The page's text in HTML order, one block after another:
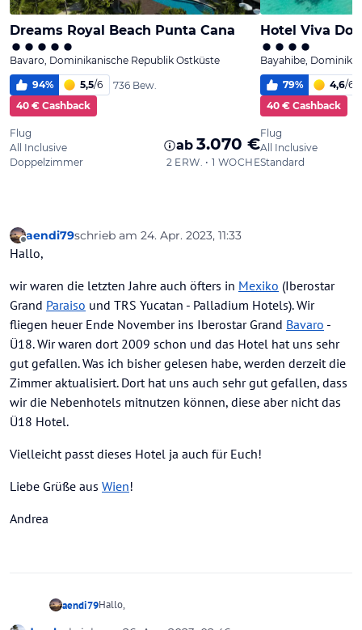
Offline
aendi79schrieb am 24. Apr. 2023, 11:33
zuletzt editiert von
Hallo,
wir waren die letzten Jahre auch öfters in Mexiko (Iberostar
Grand Paraiso und TRS Yucatan - Palladium Hotels). Wir
fliegen heuer Ende November ins Iberostar Grand Bavaro -
Ü18. Wir waren dort 2009 schon und das Hotel hat uns sehr
gut gefallen. Was ich bisher gelesen habe, werden derzeit die
Zimmer aktualisiert. Dort hat uns auch sehr gut gefallen, dass
wir die Nebenhotels mitnutzen können, diese aber nicht das
Ü18 Hotel.
Vielleicht passt dieses Hotel ja auch für Euch!
Liebe Grüße aus Wien!
Andrea
aendi79Hallo,